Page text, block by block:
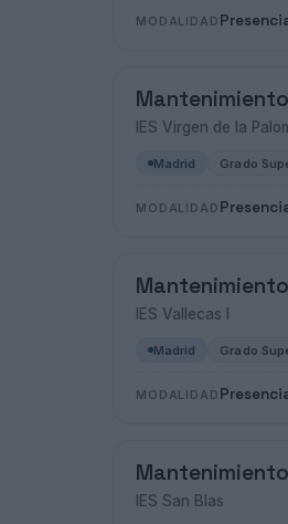
MODALIDAD
IES Virgen de la
Madrid Grado
MODALIDAD
IES Vallecas I
Madrid Grado
MODALIDAD
IES San Blas